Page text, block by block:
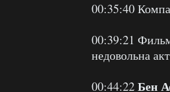
00:35:40
00:39:21
недовольна
00:44:22Бен